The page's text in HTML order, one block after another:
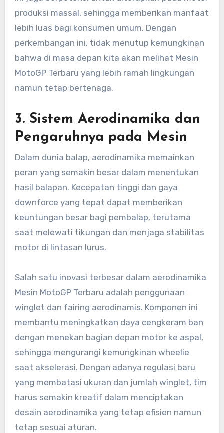
produksi massal, sehingga memberikan manfaat
lebih luas bagi konsumen umum. Dengan
perkembangan ini, tidak menutup kemungkinan
bahwa di masa depan kita akan melihat Mesin
MotoGP Terbaru yang lebih ramah lingkungan
namun tetap bertenaga.
3. Sistem Aerodinamika dan
Pengaruhnya pada Mesin
Dalam dunia balap, aerodinamika memainkan
peran yang semakin besar dalam menentukan
hasil balapan. Kecepatan tinggi dan gaya
downforce yang tepat dapat memberikan
keuntungan besar bagi pembalap, terutama
saat melewati tikungan dan menjaga stabilitas
motor di lintasan lurus.
Salah satu inovasi terbesar dalam aerodinamika
Mesin MotoGP Terbaru adalah penggunaan
winglet dan fairing aerodinamis. Komponen ini
membantu meningkatkan daya cengkeram ban
dengan menekan bagian depan motor ke aspal,
sehingga mengurangi kemungkinan wheelie
saat akselerasi. Dengan adanya regulasi baru
yang membatasi ukuran dan jumlah winglet, tim
harus semakin kreatif dalam menciptakan
desain aerodinamika yang tetap efisien namun
tetap sesuai aturan.